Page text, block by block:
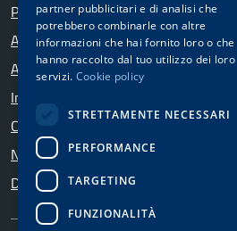
Prenota un Appuntamento
Amministrazione trasparente
Attuazione misure PNRR
Informativa privacy
Cookie policy
Note legali
Dichiarazione di accessibilità
partner pubblicitari e di analisi che
potrebbero combinarle con altre
informazioni che hai fornito loro o che
hanno raccolto dal tuo utilizzo dei loro
servizi. Cookie policy
STRETTAMENTE NECESSARI
PERFORMANCE
TARGETING
FUNZIONALITÀ